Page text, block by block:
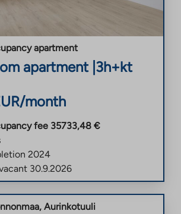
apartment
apartment| 3h+kt
month
fee 35733,48 €
2024
30.9.2026
, Aurinkotuuli